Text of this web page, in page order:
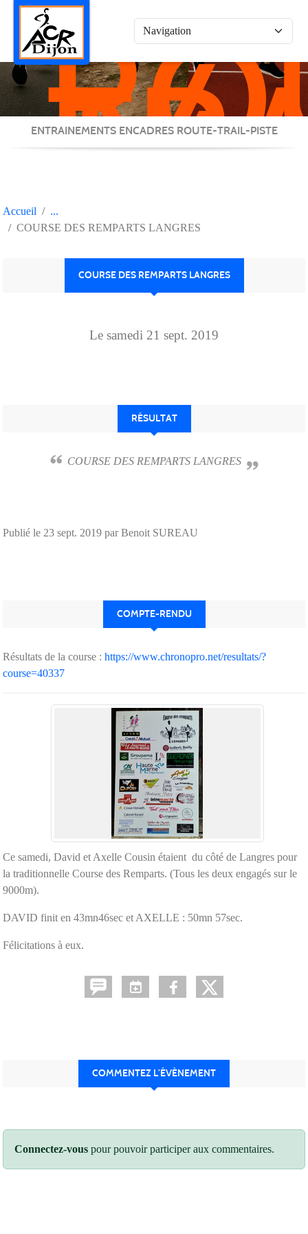
/
/
ENTRAINEMENTS ENCADRES ROUTE-TRAIL-PISTE
Accueil
COURSE DES REMPARTS LANGRES
COURSE DES REMPARTS LANGRES
Le samedi 21 sept. 2019
RÉSULTAT
COURSE DES REMPARTS LANGRES
Publié le 23 sept. 2019 par Benoit SUREAU
COMPTE-RENDU
Résultats de la course : https://www.chronopro.net/resultats/?
course=40337
Ce samedi, David et Axelle Cousin étaient du côté de Langres pour
la traditionnelle Course des Remparts. (Tous les deux engagés sur le
9000m).
DAVID finit en 43mn46sec et AXELLE : 50mn 57sec.
Félicitations à eux.
COMMENTEZ L’ÉVÈNEMENT
Connectez-vous pour pouvoir participer aux commentaires.
Panneau de gestion des cookies